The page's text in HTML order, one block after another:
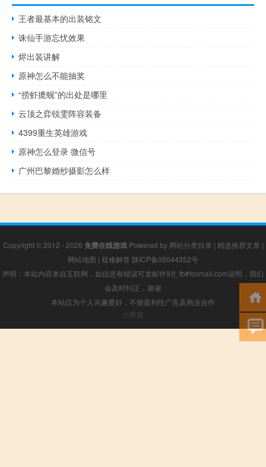
王者最基本的出装铭文
诛仙手游忘忧效果
烬出装讲解
原神怎么不能抽奖
“捞虾摝蚬”的出处是哪里
云顶之弈锐雯阵容装备
4399重生英雄游戏
原神怎么登录 微信号
广州巴黎婚纱摄影怎么样
Copyright © 2012 - 2026 免费在线游戏Powered by 网站分类目录 | 精选推荐文章 |
网站地图 | 疑难解答 陕ICP备05044352号
声明：本站内容来自互联网，如信息有错误可发邮件到f_fb#foxmail.com说明，我们
会及时纠正，谢谢
本站仅为个人兴趣爱好，不接盈利性广告及商业合作
小男孩